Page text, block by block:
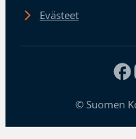
Evästeet
© Suomen